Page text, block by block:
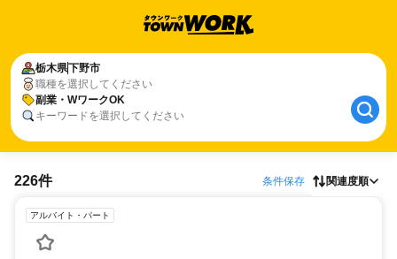
栃木県下野市
職種を選択してください
副業・WワークOK
キーワードを選択してください
226件 条件保存 関連度順
アルバイト・パート